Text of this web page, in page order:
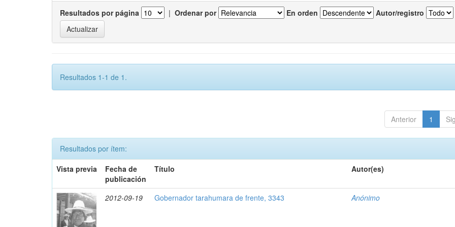
Resultados por página | Ordenar por En orden Autor/registro
Resultados 1-1 de 1.
Anterior 1
Resultados por ítem:
Vista previa
Fecha de
publicación
Título Autor(es)
2012-09-19 Gobernador tarahumara de frente, 3343 Anónimo